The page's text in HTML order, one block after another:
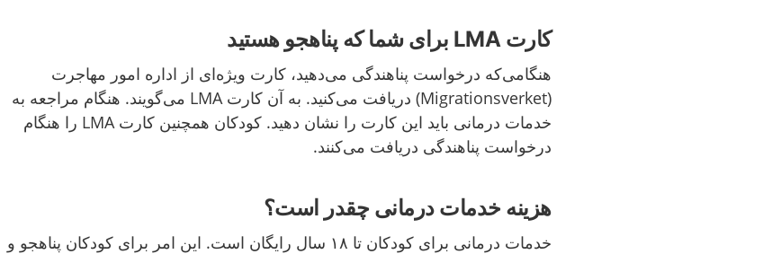
کارت LMA برای شما که پناهجو هستید
هنگامی‌که درخواست پناهندگی می‌دهید، کارت ویژه‌ای از اداره امور مهاجرت
(Migrationsverket) دریافت می‌کنید. به آن کارت LMA می‌گویند. هنگام مراجعه به
خدمات درمانی باید این کارت را نشان دهید. کودکان همچنین کارت LMA را هنگام
درخواست پناهندگی دریافت می‌کنند.
هزینه خدمات درمانی چقدر است؟
خدمات درمانی برای کودکان تا ۱۸ سال رایگان است. این امر برای کودکان پناهجو و